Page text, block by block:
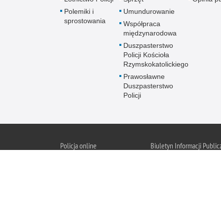
Polemiki i
sprostowania
Umundurowanie
Współpraca
międzynarodowa
Duszpasterstwo
Policji Kościoła
Rzymskokatolickiego
Prawosławne
Duszpasterstwo
Policji
Policjaonline
Biuletyn Informacji